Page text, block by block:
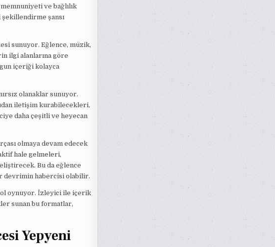
ve bağlılık
şansı
sunuyor. Eğlence, müzik,
ilgi alanlarına göre
içeriği kolayca
olanaklar sunuyor.
iletişim kurabilecekleri,
daha çeşitli ve heyecan
olmaya devam edecek
hale gelmeleri,
Bu da eğlence
devrimin habercisi olabilir.
oynuyor. İzleyici ile içerik
sunan bu formatlar,
Yepyeni